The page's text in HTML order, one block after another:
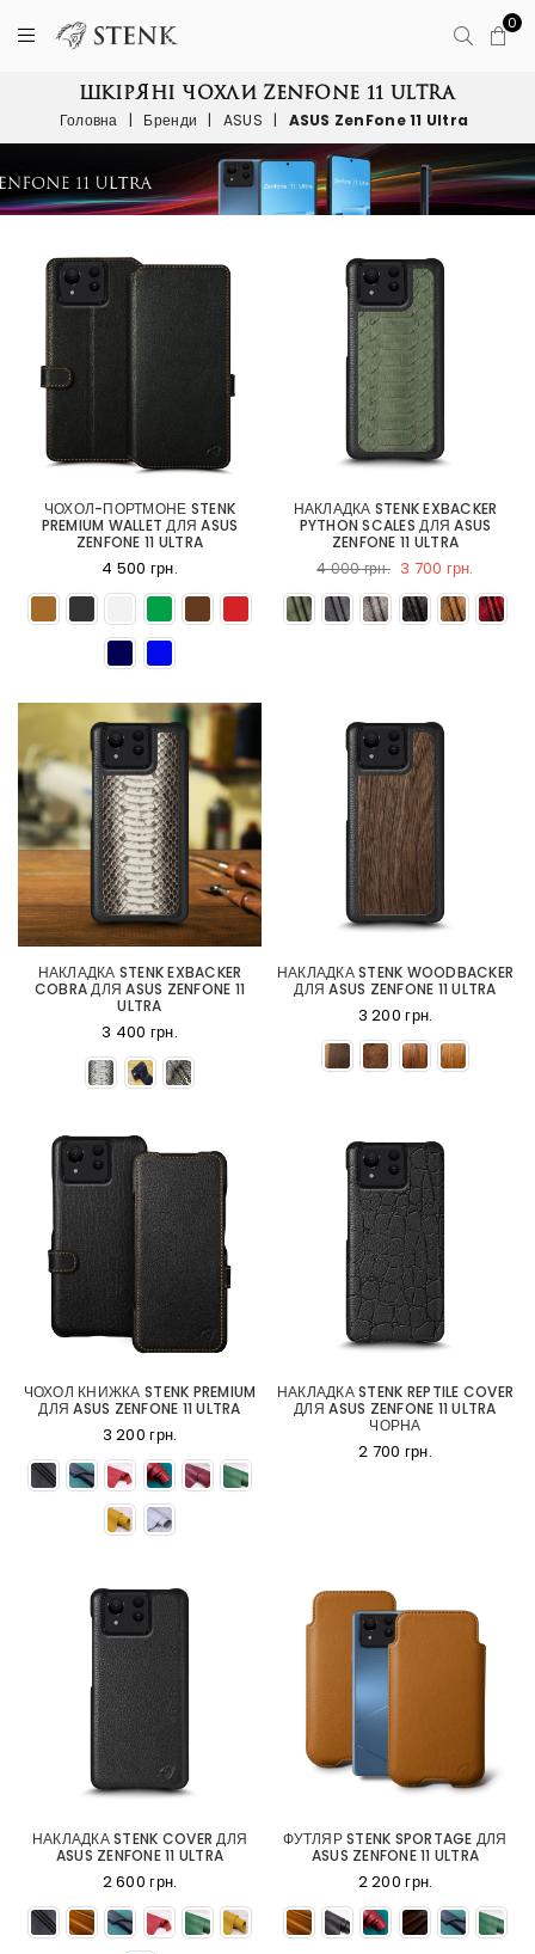
0
ШКІРЯНІ ЧОХЛИ ZENFONE 11 ULTRA
Головна | Бренди | ASUS | ASUS ZenFone 11 Ultra
ЧОХОЛ-ПОРТМОНЕ STENK
PREMIUM WALLET ДЛЯ ASUS
ZENFONE 11 ULTRA
4 500 грн.
НАКЛАДКА STENK EXBACKER
PYTHON SCALES ДЛЯ ASUS
ZENFONE 11 ULTRA
4 000 грн. 3 700 грн.
НАКЛАДКА STENK EXBACKER
COBRA ДЛЯ ASUS ZENFONE 11
ULTRA
3 400 грн.
НАКЛАДКА STENK WOODBACKER
ДЛЯ ASUS ZENFONE 11 ULTRA
3 200 грн.
ЧОХОЛ КНИЖКА STENK PREMIUM
ДЛЯ ASUS ZENFONE 11 ULTRA
3 200 грн.
НАКЛАДКА STENK REPTILE COVER
ДЛЯ ASUS ZENFONE 11 ULTRA
ЧОРНА
2 700 грн.
НАКЛАДКА STENK COVER ДЛЯ
ASUS ZENFONE 11 ULTRA
2 600 грн.
ФУТЛЯР STENK SPORTAGE ДЛЯ
ASUS ZENFONE 11 ULTRA
2 200 грн.